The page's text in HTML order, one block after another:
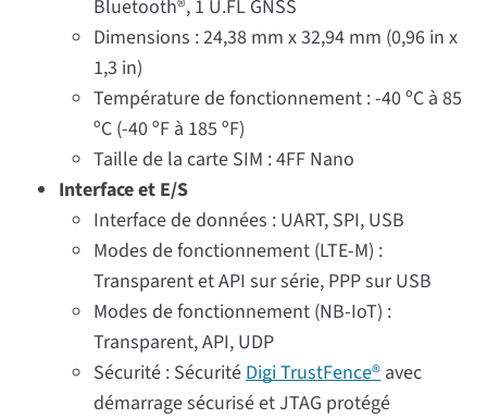
Bluetooth®, 1 U.FL GNSS
Dimensions : 24,38 mm x 32,94 mm (0,96 in x
1,3 in)
Température de fonctionnement : -40 ºC à 85
ºC (-40 ºF à 185 ºF)
Taille de la carte SIM : 4FF Nano
Interface et E/S
Interface de données : UART, SPI, USB
Modes de fonctionnement (LTE-M) :
Transparent et API sur série, PPP sur USB
Modes de fonctionnement (NB-IoT) :
Transparent, API, UDP
Sécurité : SécuritéDigi TrustFence®avec
démarrage sécurisé et JTAG protégé